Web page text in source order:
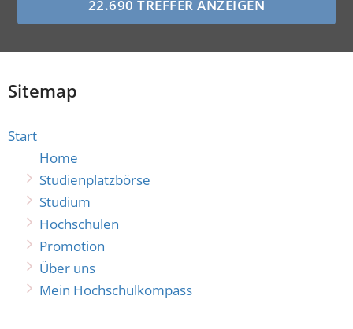
Sitemap
Start
Home
Studienplatzbörse
Studium
Hochschulen
Promotion
Über uns
Mein Hochschulkompass